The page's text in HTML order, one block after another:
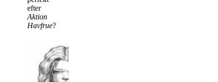
efter
Aktion
Havfrue?